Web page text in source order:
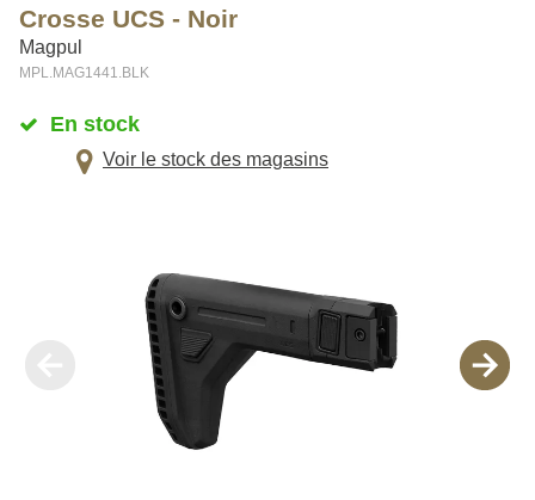
Crosse UCS - Noir
Magpul
MPL.MAG1441.BLK
En stock
Voir le stock des magasins